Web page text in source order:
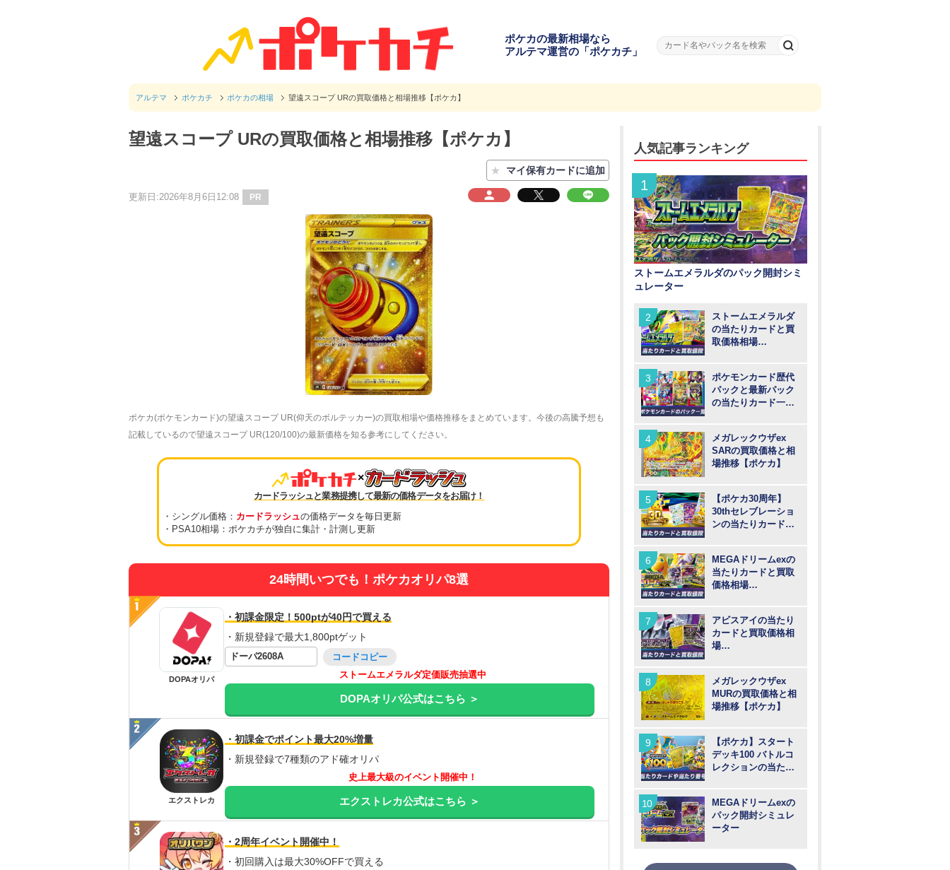
ポケカの最新相場なら
アルテマ運営の「ポケカチ」
アルテマ ポケカチ ポケカの相場 望遠スコープ URの買取価格と相場推移【ポケカ】
望遠スコープ URの買取価格と相場推移【ポケカ】
★ マイ保有カードに追加
更新日:2026年8月6日12:08 PR
ポケカ(ポケモンカード)の望遠スコープ UR(仰天のボルテッカー)の買取相場や価格推移をまとめています。今後の高騰予想も
記載しているので望遠スコープ UR(120/100)の最新価格を知る参考にしてください。
×
カードラッシュと業務提携して最新の価格データをお届け！
・シングル価格： カードラッシュの価格データを毎日更新
・PSA10相場：ポケカチが独自に集計・計測し更新
24時間いつでも！ポケカオリパ8選
DOPAオリパ
・初課金限定！500ptが40円で買える
・新規登録で最大1,800ptゲット
ドーパ2608A
コードコピー
ストームエメラルダ定価販売抽選中
DOPAオリパ公式はこちら ＞
エクストレカ
・初課金でポイント最大20%増量
・新規登録で7種類のアド確オリパ
史上最大級のイベント開催中！
エクストレカ公式はこちら ＞
・2周年イベント開催中！
・初回購入は最大30%OFFで買える
人気記事ランキング
ストームエメラルダのパック開封シミ
ュレーター
ストームエメラルダ
の当たりカードと買
取価格相場
ポケモンカード歴代
パックと最新パック
の当たりカード一覧
メガレックウザex
SARの買取価格と相
場推移【ポケカ】
【ポケカ30周年】
30thセレブレーショ
ンの当たりカードと
MEGAドリームexの
当たりカードと買取
価格相場
アビスアイの当たり
カードと買取価格相
場
メガレックウザex
MURの買取価格と相
場推移【ポケカ】
【ポケカ】スタート
デッキ100 バトルコ
レクションの当たり
MEGAドリームexの
パック開封シミュレ
ーター